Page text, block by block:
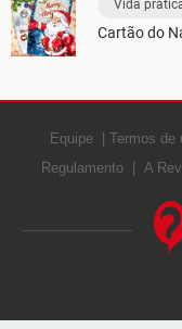
Vida
Cartão do
Equipe Termos de
Regulamento
A